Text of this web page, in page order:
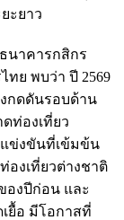
ะยาว
นาคารกสิกร
ทย พบว่า ปี 2569
กดดันรอบด้าน
ท่องเที่ยว
ข่งขันที่เข้มข้น
องเที่ยวต่างชาติ
องปีก่อน และ
ยื้อ มีโอกาสที่